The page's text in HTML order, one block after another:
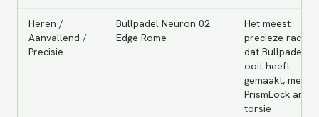
Heren /
Aanvallend /
Precisie
Bullpadel Neuron 02
Edge Rome
Het meest
precieze racket
dat Bullpadel
ooit heeft
gemaakt, met
PrismLock anti-
torsie